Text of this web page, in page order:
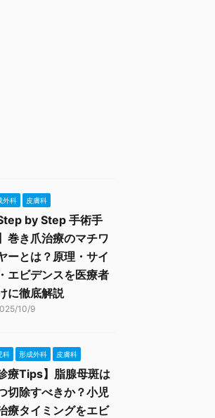
外科 皮膚科
Step by Step 手術手
巻き爪治療のマチワ
ーとは？原理・サイ
エビデンスを医療者
に徹底解説
10/9
科 形成外科 皮膚科
診療Tips】脂腺母斑は
切除すべきか？小児
療タイミングをエビ